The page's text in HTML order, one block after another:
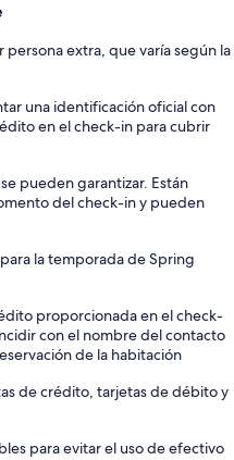
persona extra, que varía según la
una identificación oficial con
en el check-in para cubrir
pueden garantizar. Están
del check-in y pueden
la temporada de Spring
proporcionada en el check-
con el nombre del contacto
de la habitación
de crédito, tarjetas de débito y
para evitar el uso de efectivo